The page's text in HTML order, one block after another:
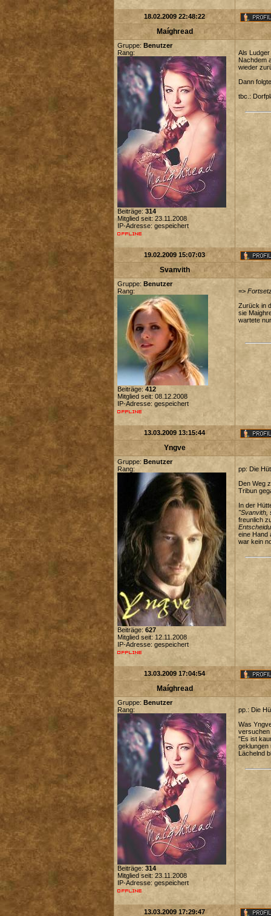
18.02.2009 22:48:22
Maíghread
Gruppe: Benutzer
Rang:
Beiträge: 314
Mitglied seit: 23.11.2008
IP-Adresse: gespeichert
Als
Nachdem
wieder
Dann
tbc.:
19.02.2009 15:07:03
Svanvith
Gruppe: Benutzer
Rang:
Beiträge: 412
Mitglied seit: 08.12.2008
IP-Adresse: gespeichert
=>
Zurück in
sie
wartete
13.03.2009 13:15:44
Yngve
Gruppe: Benutzer
Rang:
Beiträge: 627
Mitglied seit: 12.11.2008
IP-Adresse: gespeichert
pp: Die
Den Weg
Tribun
In der
"Svanvith,
freunlich
eine Hand
war kein
13.03.2009 17:04:54
Maíghread
Gruppe: Benutzer
Rang:
Beiträge: 314
Mitglied seit: 23.11.2008
IP-Adresse: gespeichert
pp.: Die
Was
versuchen
"Es ist
geklungen
Lächelnd
13.03.2009 17:29:47